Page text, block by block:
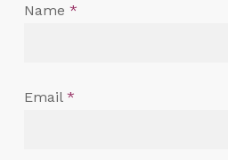
Name *
Email *